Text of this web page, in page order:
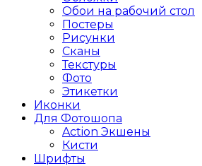
Обои на рабочий стол
Постеры
Рисунки
Сканы
Текстуры
Фото
Этикетки
Иконки
Для Фотошопа
Action Экшены
Кисти
Шрифты